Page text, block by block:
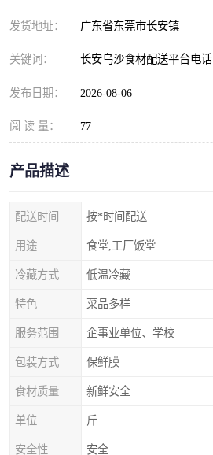
发货地址： 广东省东莞市长安镇
关键词： 长安乌沙食材配送平台电话
发布日期： 2026-08-06
阅 读 量： 77
产品描述
配送时间 按*时间配送
用途 食堂,工厂饭堂
冷藏方式 低温冷藏
特色 菜品多样
服务范围 企事业单位、学校
包装方式 保鲜膜
食材质量 新鲜安全
单位 斤
安全性 安全